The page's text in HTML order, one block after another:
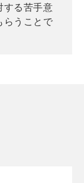
する苦手意
らうことで